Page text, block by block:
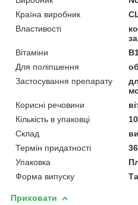
Країна виробник
Властивості
Вітаміни
Для поліпшення
Застосування препарату
Корисні речовини
Кількість в упаковці
Склад
Термін придатності
Упаковка
Форма випуску
Приховати